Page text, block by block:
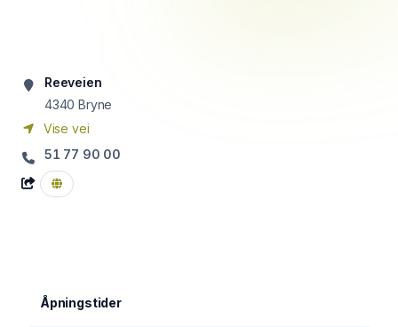
Reeveien
4340 Bryne
Vise vei
51 77 90 00
Åpningstider